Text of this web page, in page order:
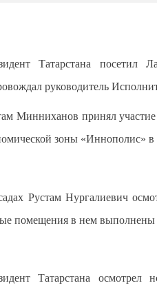
Татарстана посетил
руководитель
Минниханов принял
зоны «Иннополис»
Рустам Нургалиевич
помещения в нем выполнены
Татарстана